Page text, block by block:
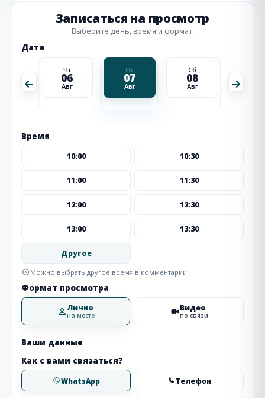
Записаться на просмотр
Выберите день, время и формат.
Дата
Чт
06
Авг
Пт
07
Авг
Сб
08
Авг
Время
10:00 10:30
11:00 11:30
12:00 12:30
13:00 13:30
Другое
Можно выбрать другое время в комментарии.
Формат просмотра
Лично
на месте
Видео
по связи
Ваши данные
Как с вами связаться?
WhatsApp Телефон